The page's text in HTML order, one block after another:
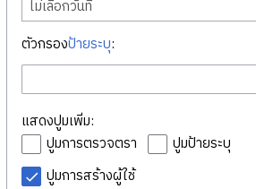
ไม่เลือกวันที่
ตัวกรองป้ายระบุ:
แสดงปูมเพิ่ม:
ปูมการตรวจตรา
ปูมป้ายระบุ
ปูมการสร้างผู้ใช้